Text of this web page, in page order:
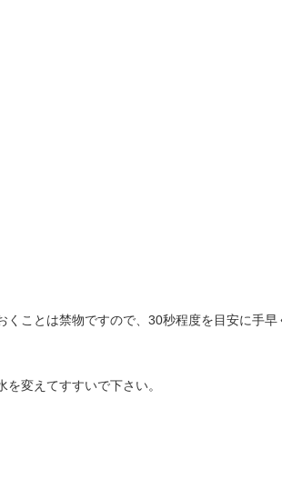
ことは禁物ですので、30秒程度を目安に手早
変えてすすいで下さい。